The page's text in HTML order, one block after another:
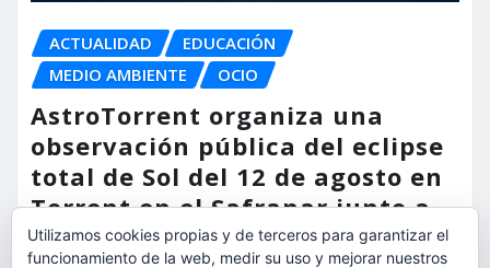
ACTUALIDAD
EDUCACIÓN
MEDIO AMBIENTE
OCIO
AstroTorrent organiza una
observación pública del eclipse
total de Sol del 12 de agosto en
Torrent en el Safranar junto a
las vías del AVE
Utilizamos cookies propias y de terceros para garantizar el
funcionamiento de la web, medir su uso y mejorar nuestros